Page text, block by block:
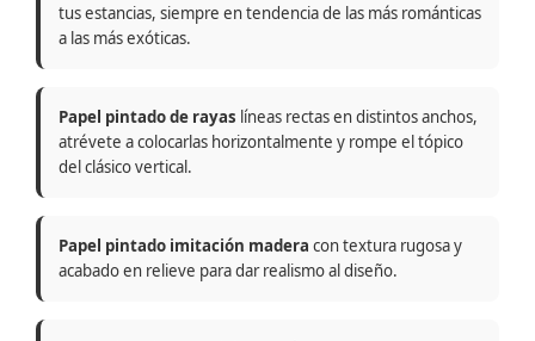
tus estancias, siempre en tendencia de las más románticas
a las más exóticas.
Papel pintado de rayas líneas rectas en distintos anchos,
atrévete a colocarlas horizontalmente y rompe el tópico
del clásico vertical.
Papel pintado imitación madera con textura rugosa y
acabado en relieve para dar realismo al diseño.